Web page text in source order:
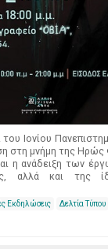
Ιονίου
στη μνήμη της Ηρώς
η ανάδειξη των
αλλά και της
Εκδηλώσεις Δελτία Τύπου